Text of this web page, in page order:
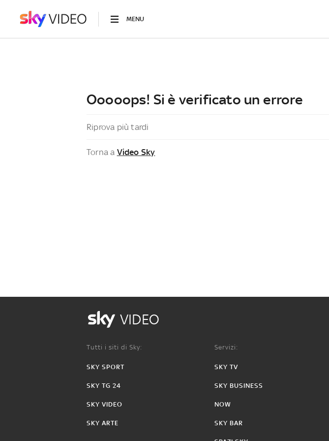
MENU
Ooooops! Si è verificato un errore
Riprova più tardi
Torna a Video Sky
VIDEO
Tutti i siti di Sky:
SKY SPORT
SKY TG 24
SKY VIDEO
SKY ARTE
Servizi:
SKY TV
SKY BUSINESS
NOW
SKY BAR